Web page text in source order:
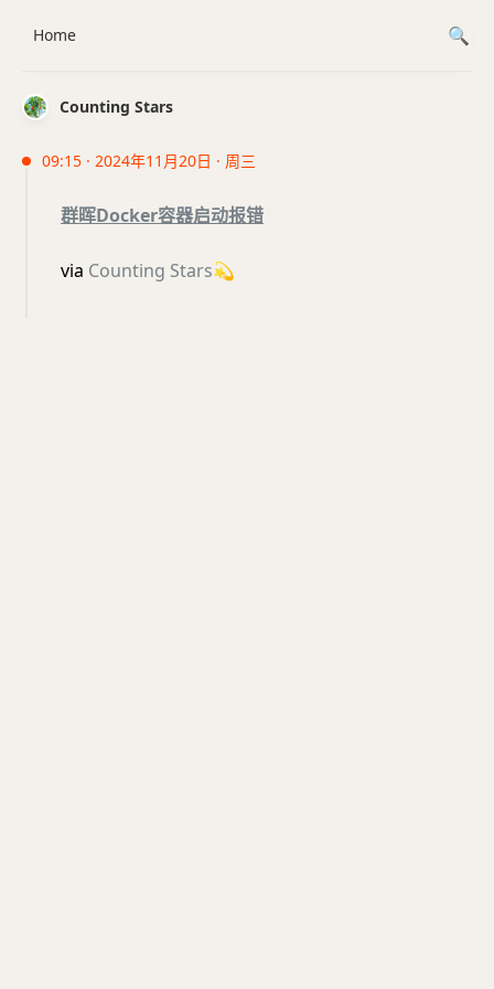
Counting Stars
09:15 · 2024年11月20日 · 周三
群晖Docker容器启动报错
via Counting Stars💫
Home